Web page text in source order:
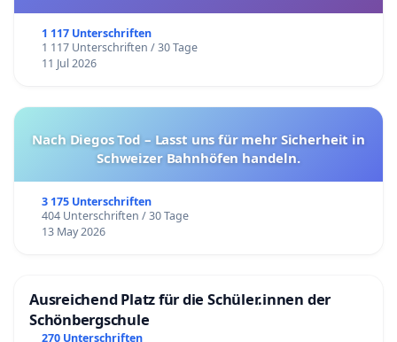
1 117 Unterschriften
1 117 Unterschriften / 30 Tage
11 Jul 2026
Nach Diegos Tod – Lasst uns für mehr Sicherheit in
Schweizer Bahnhöfen handeln.
3 175 Unterschriften
404 Unterschriften / 30 Tage
13 May 2026
Ausreichend Platz für die Schüler.innen der
Schönbergschule
270 Unterschriften